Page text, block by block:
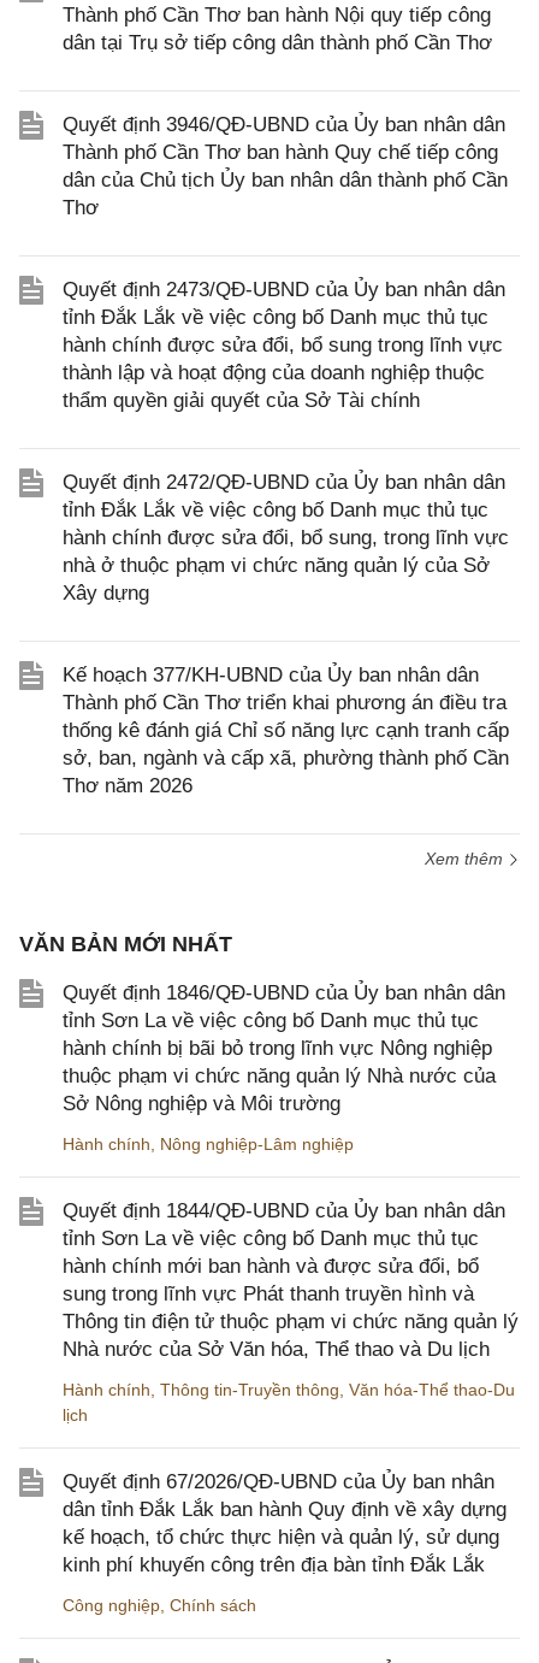
Thành phố Cần Thơ ban hành Nội quy tiếp công
dân tại Trụ sở tiếp công dân thành phố Cần Thơ
Quyết định 3946/QĐ-UBND của Ủy ban nhân dân
Thành phố Cần Thơ ban hành Quy chế tiếp công
dân của Chủ tịch Ủy ban nhân dân thành phố Cần
Thơ
Quyết định 2473/QĐ-UBND của Ủy ban nhân dân
tỉnh Đắk Lắk về việc công bố Danh mục thủ tục
hành chính được sửa đổi, bổ sung trong lĩnh vực
thành lập và hoạt động của doanh nghiệp thuộc
thẩm quyền giải quyết của Sở Tài chính
Quyết định 2472/QĐ-UBND của Ủy ban nhân dân
tỉnh Đắk Lắk về việc công bố Danh mục thủ tục
hành chính được sửa đổi, bổ sung, trong lĩnh vực
nhà ở thuộc phạm vi chức năng quản lý của Sở
Xây dựng
Kế hoạch 377/KH-UBND của Ủy ban nhân dân
Thành phố Cần Thơ triển khai phương án điều tra
thống kê đánh giá Chỉ số năng lực cạnh tranh cấp
sở, ban, ngành và cấp xã, phường thành phố Cần
Thơ năm 2026
Xem thêm
VĂN BẢN MỚI NHẤT
Quyết định 1846/QĐ-UBND của Ủy ban nhân dân
tỉnh Sơn La về việc công bố Danh mục thủ tục
hành chính bị bãi bỏ trong lĩnh vực Nông nghiệp
thuộc phạm vi chức năng quản lý Nhà nước của
Sở Nông nghiệp và Môi trường
Hành chính Nông nghiệp-Lâm nghiệp
Quyết định 1844/QĐ-UBND của Ủy ban nhân dân
tỉnh Sơn La về việc công bố Danh mục thủ tục
hành chính mới ban hành và được sửa đổi, bổ
sung trong lĩnh vực Phát thanh truyền hình và
Thông tin điện tử thuộc phạm vi chức năng quản lý
Nhà nước của Sở Văn hóa, Thể thao và Du lịch
Hành chính Thông tin-Truyền thông Văn hóa-Thể thao-Du
lịch
Quyết định 67/2026/QĐ-UBND của Ủy ban nhân
dân tỉnh Đắk Lắk ban hành Quy định về xây dựng
kế hoạch, tổ chức thực hiện và quản lý, sử dụng
kinh phí khuyến công trên địa bàn tỉnh Đắk Lắk
Công nghiệp Chính sách